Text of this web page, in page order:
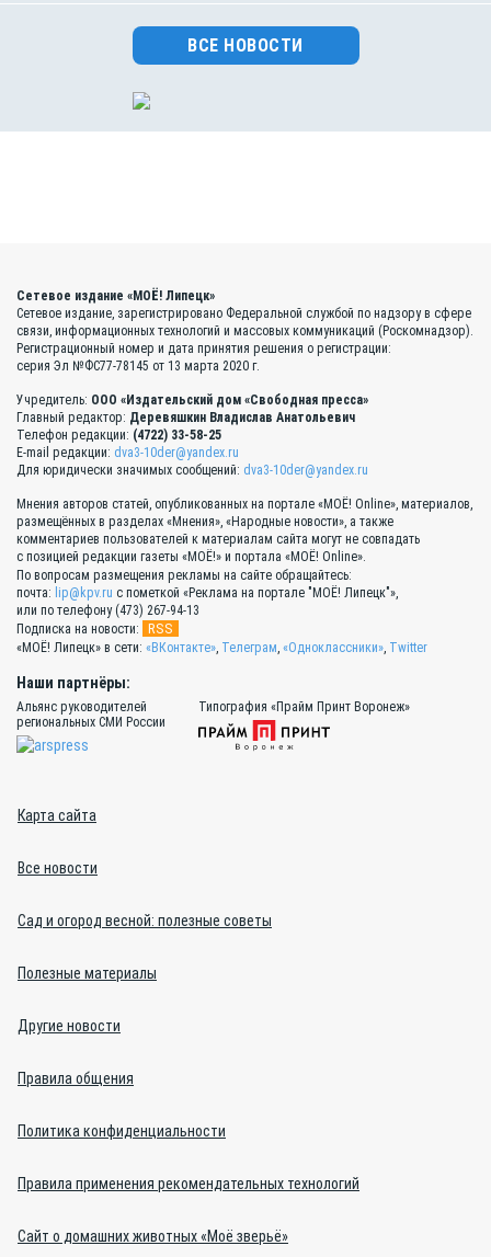
ВСЕ НОВОСТИ
Сетевое издание «МОЁ! Липецк»
Сетевое издание, зарегистрировано Федеральной службой по надзору в сфере
связи, информационных технологий и массовых коммуникаций (Роскомнадзор).
Регистрационный номер и дата принятия решения о регистрации:
серия Эл №ФС77-78145 от 13 марта 2020 г.
Учредитель: ООО «Издательский дом «Свободная пресса»
Главный редактор: Деревяшкин Владислав Анатольевич
Телефон редакции: (4722) 33-58-25
E-mail редакции: dva3-10der@yandex.ru
Для юридически значимых сообщений: dva3-10der@yandex.ru
Мнения авторов статей, опубликованных на портале «МОЁ! Online», материалов,
размещённых в разделах «Мнения», «Народные новости», а также
комментариев пользователей к материалам сайта могут не совпадать
с позицией редакции газеты «МОЁ!» и портала «МОЁ! Online».
По вопросам размещения рекламы на сайте обращайтесь:
почта: lip@kpv.ru с пометкой «Реклама на портале "МОЁ! Липецк"»,
или по телефону (473) 267-94-13
Подписка на новости:
RSS
«МОЁ! Липецк» в сети: «ВКонтакте» Телеграм «Одноклассники» Twitter
Наши партнёры:
Альянс руководителей
региональных СМИ России
Типография «Прайм Принт Воронеж»
Карта сайта
Все новости
Сад и огород весной: полезные советы
Полезные материалы
Другие новости
Правила общения
Политика конфиденциальности
Правила применения рекомендательных технологий
Сайт о домашних животных «Моё зверьё»